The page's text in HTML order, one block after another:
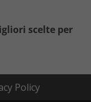
scelte per
Policy